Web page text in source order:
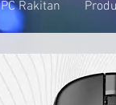
PC Rakitan